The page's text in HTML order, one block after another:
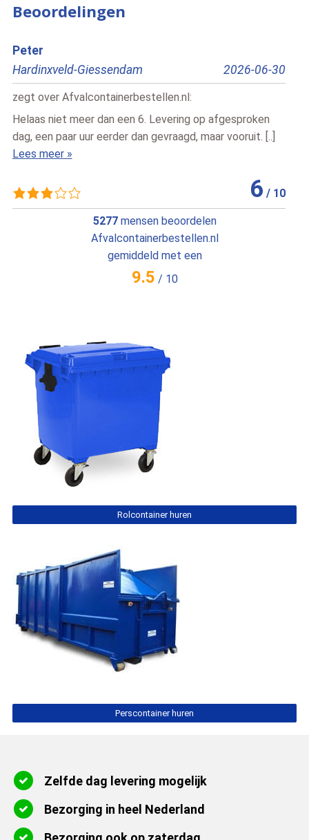
Beoordelingen
Bert
Pesse
2026-07-02
zegt over Afvalcontainerbestellen.nl:
Snelle vlotte service , vriendelijke chauffeur
Lees meer »
5277mensen beoordelen
Afvalcontainerbestellen.nl
gemiddeld met een
9.5 / 10
Rolcontainer huren
Perscontainer huren
Zelfde dag levering mogelijk
Bezorging in heel Nederland